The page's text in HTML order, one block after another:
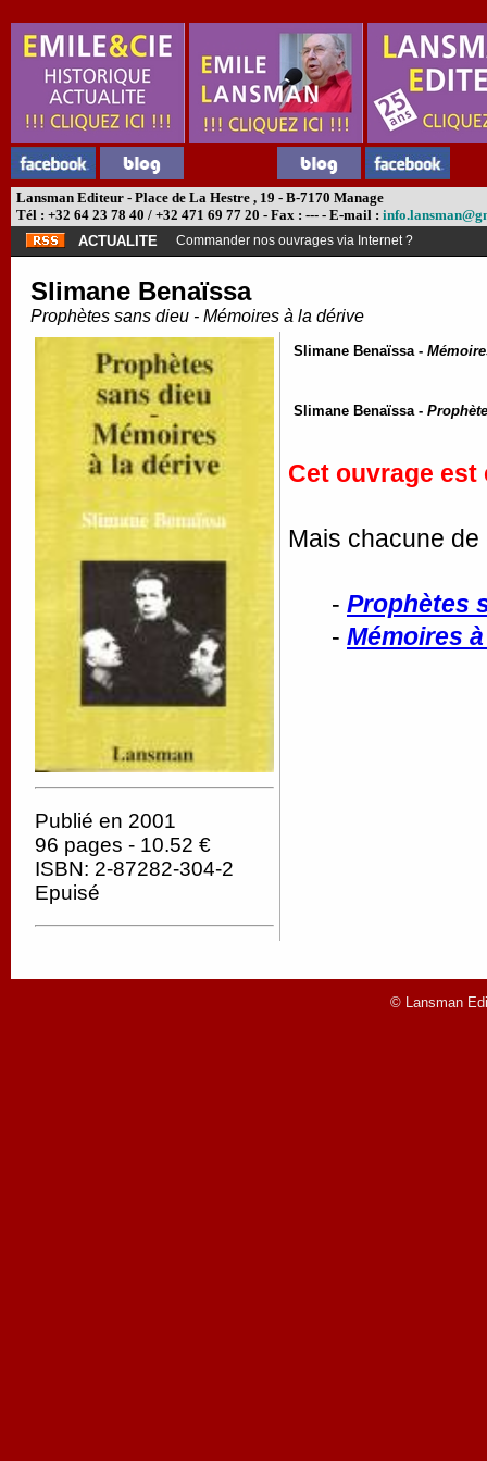
Lansman Editeur - Place de La Hestre , 19 - B-7170 Manage
Tél : +32 64 23 78 40 / +32 471 69 77 20 - Fax : --- - E-mail :
ACTUALITE
Commander nos ouvrages via Internet ?
Slimane Benaïssa
Prophètes sans dieu - Mémoires à la dérive
Publié en 2001
96 pages - 10.52 €
ISBN: 2-87282-304-2
Epuisé
Slimane Benaïssa -
Slimane Benaïssa -
Cet ouvrage est
Mais chacune
- Prophètes
- Mémoires
© Lansman